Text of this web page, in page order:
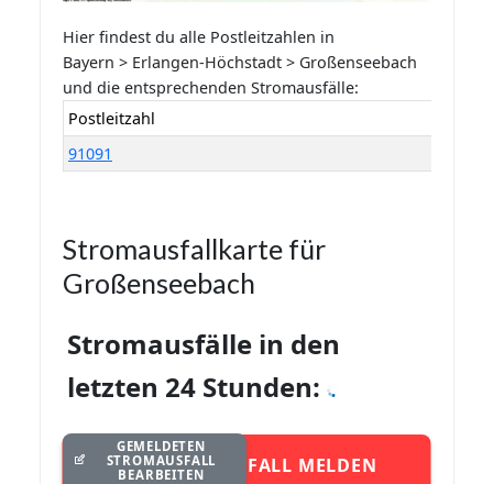
Hier findest du alle Postleitzahlen in
Bayern > Erlangen-Höchstadt > Großenseebach
und die entsprechenden Stromausfälle:
Postleitzahl
91091
Stromausfallkarte für
Großenseebach
Stromausfälle in den
letzten 24 Stunden:
STROMAUSFALL MELDEN
GEMELDETEN
STROMAUSFALL
BEARBEITEN